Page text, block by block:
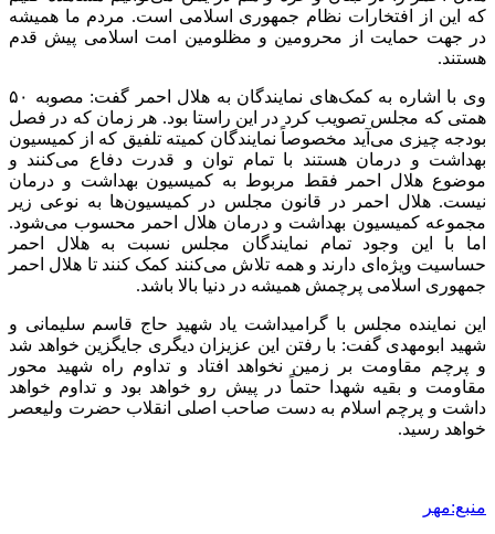
که این از افتخارات نظام جمهوری اسلامی است. مردم ما همیشه
در جهت حمایت از محرومین و مظلومین امت اسلامی پیش قدم
هستند.
وی با اشاره به کمک‌های نمایندگان به هلال احمر گفت: مصوبه ۵۰
همتی که مجلس تصویب کرد در این راستا بود. هر زمان که در فصل
بودجه چیزی می‌آید مخصوصاً نمایندگان کمیته تلفیق که از کمیسیون
بهداشت و درمان هستند با تمام توان و قدرت دفاع می‌کنند و
موضوع هلال احمر فقط مربوط به کمیسیون بهداشت و درمان
نیست. هلال احمر در قانون مجلس در کمیسیون‌ها به نوعی زیر
مجموعه کمیسیون بهداشت و درمان هلال احمر محسوب می‌شود.
اما با این وجود تمام نمایندگان مجلس نسبت به هلال احمر
حساسیت ویژه‌ای دارند و همه تلاش می‌کنند کمک کنند تا هلال احمر
جمهوری اسلامی پرچمش همیشه در دنیا بالا باشد.
این نماینده مجلس با گرامیداشت یاد شهید حاج قاسم سلیمانی و
شهید ابومهدی گفت: با رفتن این عزیزان دیگری جایگزین خواهد شد
و پرچم مقاومت بر زمین نخواهد افتاد و تداوم راه شهید محور
مقاومت و بقیه شهدا حتماً در پیش رو خواهد بود و تداوم خواهد
داشت و پرچم اسلام به دست صاحب اصلی انقلاب حضرت ولیعصر
خواهد رسید.
منبع:مهر